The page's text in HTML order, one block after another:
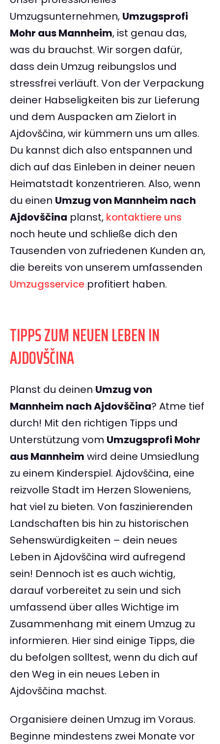
Umzugsunternehmen, Umzugsprofi
Mohr aus Mannheim, ist genau das,
was du brauchst. Wir sorgen dafür,
dass dein Umzug reibungslos und
stressfrei verläuft. Von der Verpackung
deiner Habseligkeiten bis zur Lieferung
und dem Auspacken am Zielort in
Ajdovščina, wir kümmern uns um alles.
Du kannst dich also entspannen und
dich auf das Einleben in deiner neuen
Heimatstadt konzentrieren. Also, wenn
du einen Umzug von Mannheim nach
Ajdovščina planst, kontaktiere uns
noch heute und schließe dich den
Tausenden von zufriedenen Kunden an,
die bereits von unserem umfassenden
Umzugsservice profitiert haben.
TIPPS ZUM NEUEN LEBEN IN
AJDOVŠČINA
Planst du deinen Umzug von
Mannheim nach Ajdovščina? Atme tief
durch! Mit den richtigen Tipps und
Unterstützung vom Umzugsprofi Mohr
aus Mannheim wird deine Umsiedlung
zu einem Kinderspiel. Ajdovščina, eine
reizvolle Stadt im Herzen Sloweniens,
hat viel zu bieten. Von faszinierenden
Landschaften bis hin zu historischen
Sehenswürdigkeiten – dein neues
Leben in Ajdovščina wird aufregend
sein! Dennoch ist es auch wichtig,
darauf vorbereitet zu sein und sich
umfassend über alles Wichtige im
Zusammenhang mit einem Umzug zu
informieren. Hier sind einige Tipps, die
du befolgen solltest, wenn du dich auf
den Weg in ein neues Leben in
Ajdovščina machst.
Organisiere deinen Umzug im Voraus.
Beginne mindestens zwei Monate vor